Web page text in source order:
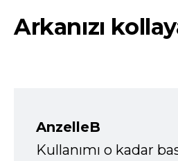
Arkanızı
AnzelleB
Kullanımı o kadar